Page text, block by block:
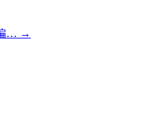
… →